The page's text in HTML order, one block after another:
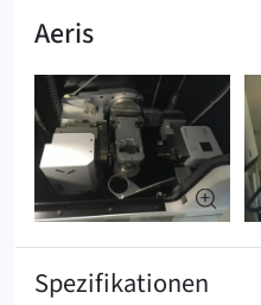
Aeris
Spezifikationen